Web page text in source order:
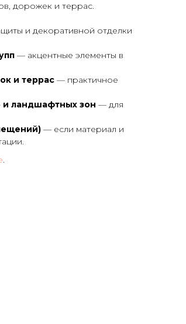
дорожек и террас.
и декоративной отделки
— акцентные элементы в
и террас — практичное
ландшафтных зон — для
— если материал и
.